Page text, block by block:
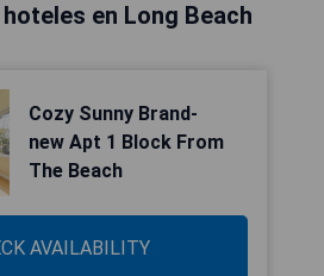
en Long Beach
Cozy Sunny Brand-
new Apt 1 Block From
The Beach
AVAILABILITY